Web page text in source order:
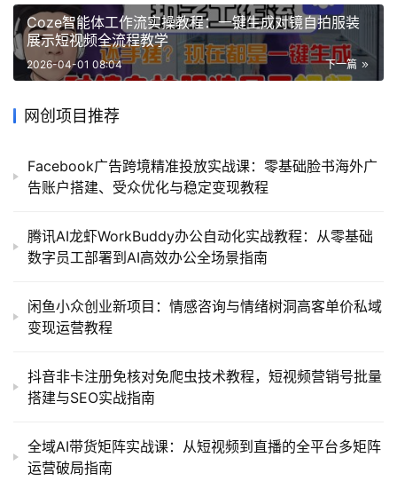
Coze智能体工作流实操教程：一键生成对镜自拍服装
展示短视频全流程教学
下一篇
2026-04-01 08:04
网创项目推荐
Facebook广告跨境精准投放实战课：零基础脸书海外广
告账户搭建、受众优化与稳定变现教程
腾讯AI龙虾WorkBuddy办公自动化实战教程：从零基础
数字员工部署到AI高效办公全场景指南
闲鱼小众创业新项目：情感咨询与情绪树洞高客单价私域
变现运营教程
抖音非卡注册免核对免爬虫技术教程，短视频营销号批量
搭建与SEO实战指南
全域AI带货矩阵实战课：从短视频到直播的全平台多矩阵
运营破局指南